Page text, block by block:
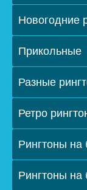
Новогодние
Прикольные
Разные
Ретро
Рингтоны на
Рингтоны на